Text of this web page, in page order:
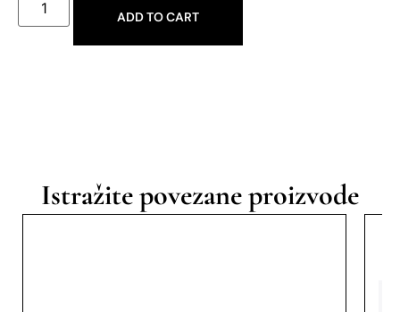
ADD TO CART
Istražite povezane proizvode